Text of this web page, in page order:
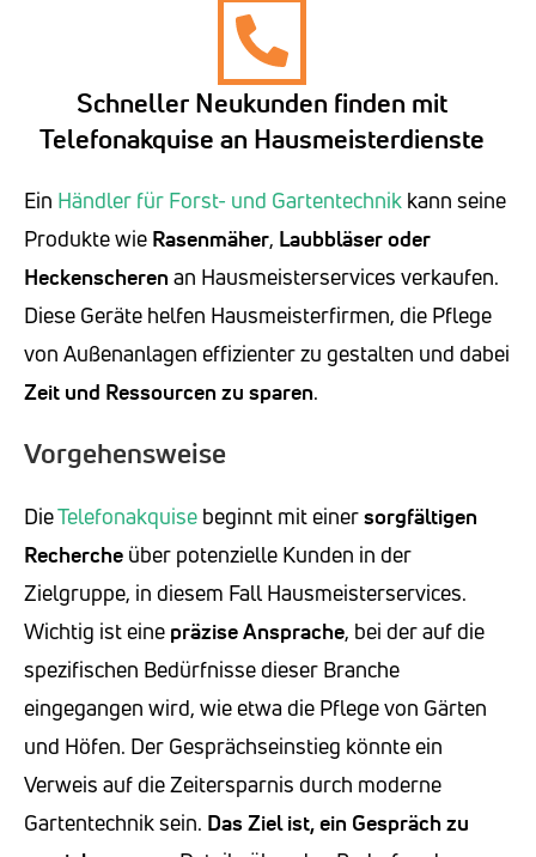
Schneller Neukunden finden mit
Telefonakquise an Hausmeisterdienste
Ein Händler für Forst- und Gartentechnik kann seine
Produkte wie Rasenmäher, Laubbläser oder
Heckenscheren an Hausmeisterservices verkaufen.
Diese Geräte helfen Hausmeisterfirmen, die Pflege
von Außenanlagen effizienter zu gestalten und dabei
Zeit und Ressourcen zu sparen.
Vorgehensweise
DieTelefonakquise beginnt mit einersorgfältigen
Recherche über potenzielle Kunden in der
Zielgruppe, in diesem Fall Hausmeisterservices.
Wichtig ist eine präzise Ansprache, bei der auf die
spezifischen Bedürfnisse dieser Branche
eingegangen wird, wie etwa die Pflege von Gärten
und Höfen. Der Gesprächseinstieg könnte ein
Verweis auf die Zeitersparnis durch moderne
Gartentechnik sein. Das Ziel ist, ein Gespräch zu